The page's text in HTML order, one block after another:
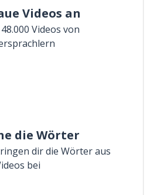
Videos an
Videos von
die Wörter
dir die Wörter aus
bei